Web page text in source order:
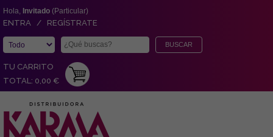
Hola, Invitado (Particular)
ENTRA / REGÍSTRATE
TU CARRITO
TOTAL: 0,00 €